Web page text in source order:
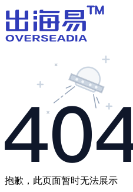
抱歉，此页面暂时无法展示